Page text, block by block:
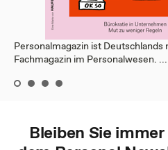
Personalmagazin ist
Fachmagazin im Personalwesen. ...
Bleiben Sie